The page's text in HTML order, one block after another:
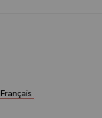
Français